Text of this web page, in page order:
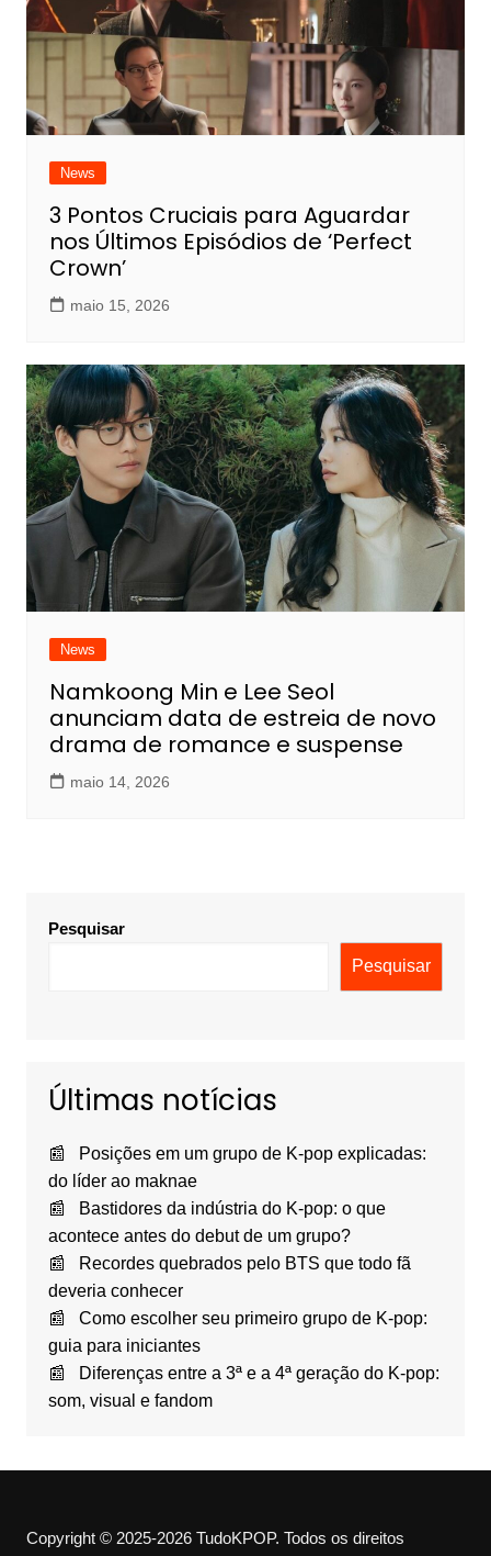
News
3 Pontos Cruciais para Aguardar
nos Últimos Episódios de ‘Perfect
Crown’
maio 15, 2026
News
Namkoong Min e Lee Seol
anunciam data de estreia de novo
drama de romance e suspense
maio 14, 2026
Pesquisar
Pesquisar
Últimas notícias
Posições em um grupo de K-pop explicadas:
do líder ao maknae
Bastidores da indústria do K-pop: o que
acontece antes do debut de um grupo?
Recordes quebrados pelo BTS que todo fã
deveria conhecer
Como escolher seu primeiro grupo de K-pop:
guia para iniciantes
Diferenças entre a 3ª e a 4ª geração do K-pop:
som, visual e fandom
Copyright © 2025-2026 TudoKPOP. Todos os direitos